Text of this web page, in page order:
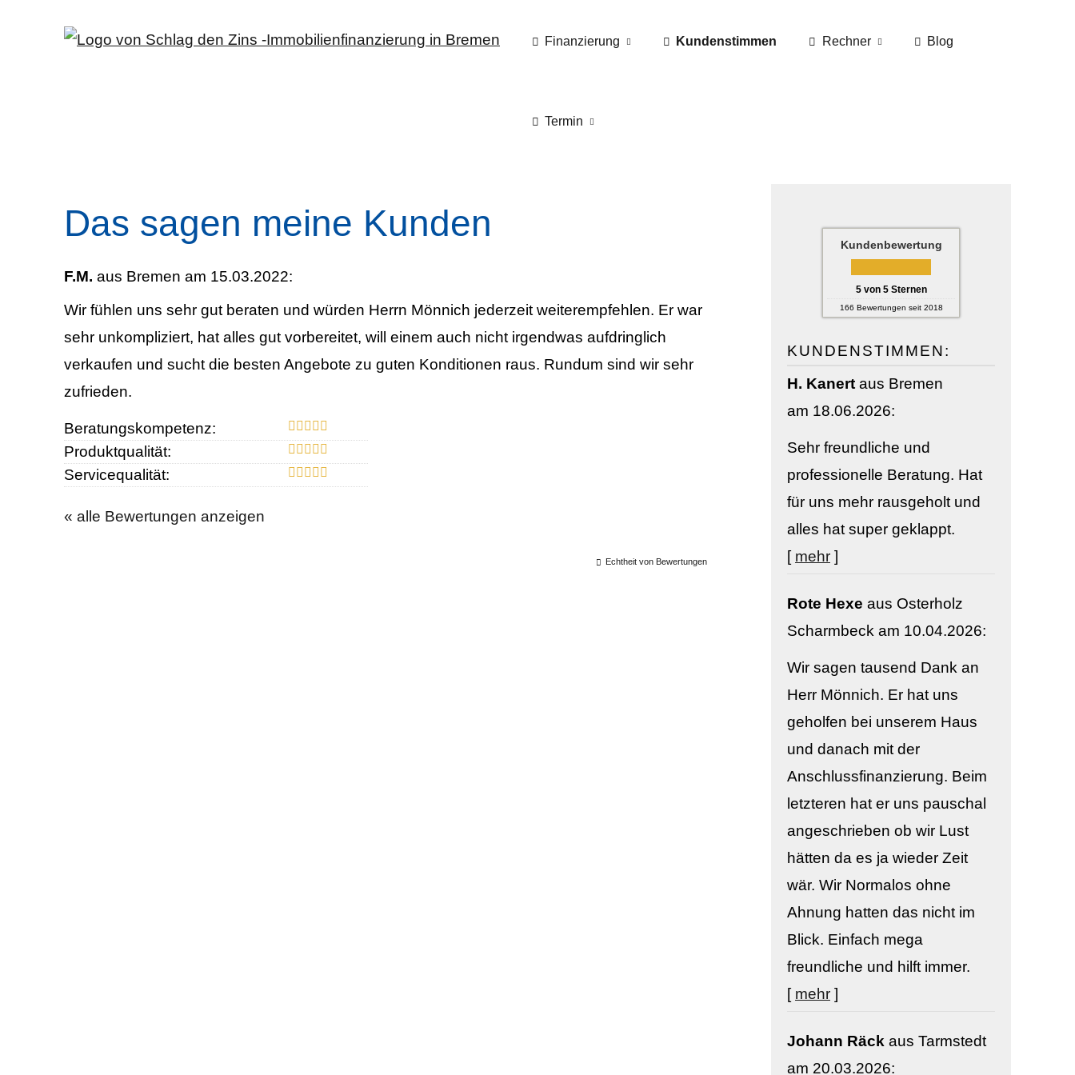
Finanzierung Kundenstimmen Rechner Blog
Termin
Kundenbewertung
5von 5Sternen
166 Bewertungen seit 2018
KUNDENSTIMMEN:
H. Kanert aus Bremen
am 18.06.2026:
Sehr freundliche und
professionelle Beratung. Hat
für uns mehr rausgeholt und
alles hat super geklappt.
[ mehr ]
Rote Hexe aus Osterholz
Scharmbeck am 10.04.2026:
Wir sagen tausend Dank an
Herr Mönnich. Er hat uns
geholfen bei unserem Haus
und danach mit der
Anschlussfinanzierung. Beim
letzteren hat er uns pauschal
angeschrieben ob wir Lust
hätten da es ja wieder Zeit
wär. Wir Normalos ohne
Ahnung hatten das nicht im
Blick. Einfach mega
freundliche und hilft immer.
[ mehr ]
Johann Räck aus Tarmstedt
am 20.03.2026:
Das sagen meine Kunden
F.M. aus Bremen am 15.03.2022:
Wir fühlen uns sehr gut beraten und würden Herrn Mönnich jederzeit weiterempfehlen. Er war
sehr unkompliziert, hat alles gut vorbereitet, will einem auch nicht irgendwas aufdringlich
verkaufen und sucht die besten Angebote zu guten Konditionen raus. Rundum sind wir sehr
zufrieden.
Beratungskompetenz:
Produktqualität:
Servicequalität:
« alle Bewertungen anzeigen
Echtheit von Bewertungen